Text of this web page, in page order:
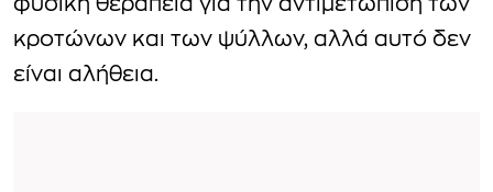
φυσική θεραπεία για την αντιμετώπιση των
κροτώνων και των ψύλλων, αλλά αυτό δεν
είναι αλήθεια.